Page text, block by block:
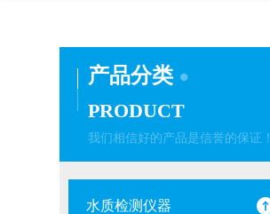
产品分类
PRODUCT
我们相信好的产品是信誉的保证！
水质检测仪器